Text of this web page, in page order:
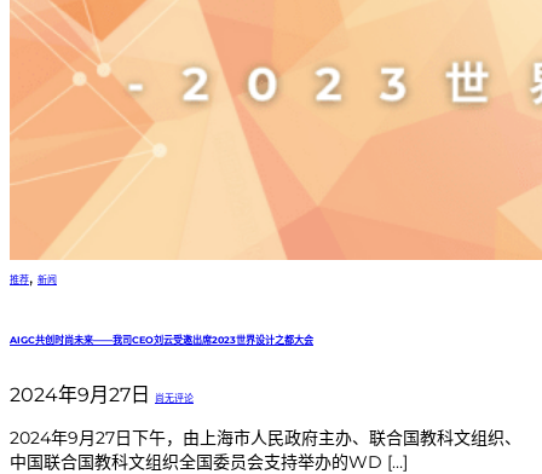
推荐, 新闻
AIGC共创时尚未来——我司CEO刘云受邀出席2023世界设计之都大会
2024年9月27日 尚无评论
2024年9月27日下午，由上海市人民政府主办、联合国教科文组织、
中国联合国教科文组织全国委员会支持举办的WD […]